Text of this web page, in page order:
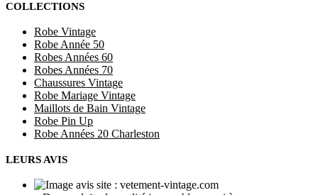
COLLECTIONS
Robe Vintage
Robe Année 50
Robes Années 60
Robes Années 70
Chaussures Vintage
Robe Mariage Vintage
Maillots de Bain Vintage
Robe Pin Up
Robe Années 20 Charleston
LEURS AVIS